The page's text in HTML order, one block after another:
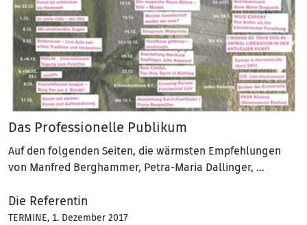
Das Professionelle Publikum
Auf den folgenden Seiten, die wärmsten Empfehlungen
von Manfred Berghammer, Petra-Maria Dallinger, …
Die Referentin
TERMINE, 1. Dezember 2017